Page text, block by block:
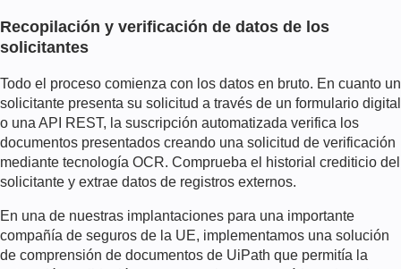
Recopilación y verificación de datos de los
solicitantes
Todo el proceso comienza con los datos en bruto. En cuanto un
solicitante presenta su solicitud a través de un formulario digital
o una API REST, la suscripción automatizada verifica los
documentos presentados creando una solicitud de verificación
mediante tecnología OCR. Comprueba el historial crediticio del
solicitante y extrae datos de registros externos.
En una de nuestras implantaciones para una importante
compañía de seguros de la UE, implementamos una solución
de comprensión de documentos de UiPath que permitía la